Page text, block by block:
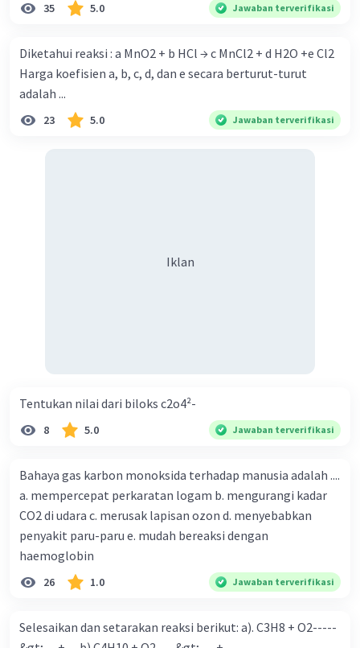
35 5.0 Jawaban terverifikasi
Diketahui reaksi : a MnO2 + b HCl → c MnCl2 + d H2O +e Cl2
Harga koefisien a, b, c, d, dan e secara berturut-turut
adalah ...
23 5.0 Jawaban terverifikasi
Iklan
Tentukan nilai dari biloks c2o4²-
8 5.0 Jawaban terverifikasi
Bahaya gas karbon monoksida terhadap manusia adalah ....
a. mempercepat perkaratan logam b. mengurangi kadar
CO2 di udara c. merusak lapisan ozon d. menyebabkan
penyakit paru-paru e. mudah bereaksi dengan
haemoglobin
26 1.0 Jawaban terverifikasi
Selesaikan dan setarakan reaksi berikut: a). C3H8 + O2-----